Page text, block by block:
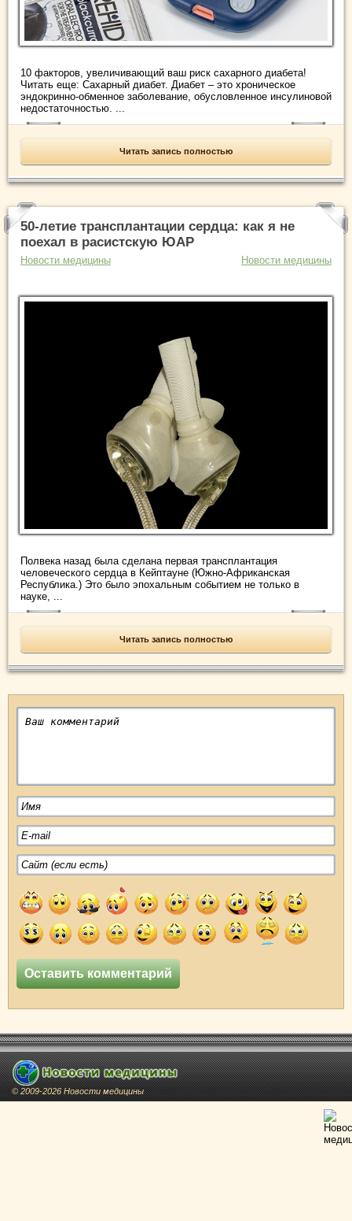
10 факторов, увеличивающий ваш риск сахарного диабета!
Читать еще: Сахарный диабет. Диабет – это хроническое
эндокринно-обменное заболевание, обусловленное инсулиновой
недостаточностью. ...
Читать запись полностью
50-летие трансплантации сердца: как я не
поехал в расистскую ЮАР
Новости медицины Новости медицины
Полвека назад была сделана первая трансплантация
человеческого сердца в Кейптауне (Южно-Африканская
Республика.) Это было эпохальным событием не только в
науке, ...
Читать запись полностью
© 2009-2026 Новости медицины